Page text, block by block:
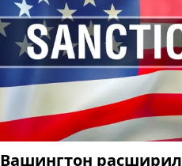
Вашингтон расширил